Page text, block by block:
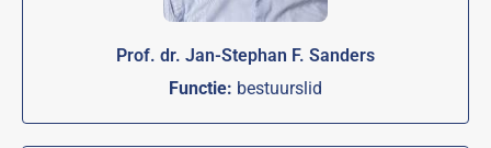
Prof. dr. Jan-Stephan F. Sanders
Functie: bestuurslid